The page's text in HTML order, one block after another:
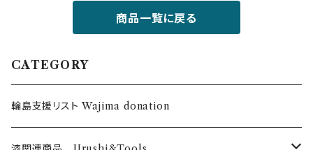
商品一覧に戻る
CATEGORY
輪島支援リスト Wajima donation